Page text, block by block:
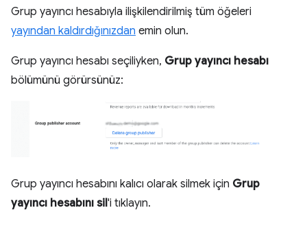
Grup yayıncı hesabıyla ilişkilendirilmiş tüm öğeleri
yayından kaldırdığınızdan emin olun.
Grup yayıncı hesabı seçiliyken, Grup yayıncı hesabı
bölümünü görürsünüz:
Grup yayıncı hesabını kalıcı olarak silmek için Grup
yayıncı hesabını sil'i tıklayın.